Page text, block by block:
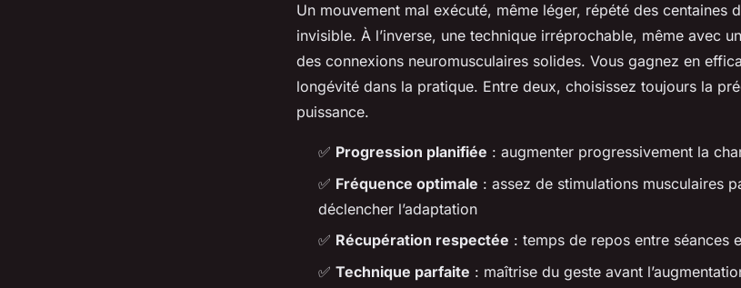
Un mouvement mal exécuté, même léger, répété des centaines
invisible. À l’inverse, une technique irréprochable, même avec
des connexions neuromusculaires solides. Vous gagnez en
longévité dans la pratique. Entre deux, choisissez toujours la
puissance.
✅ Progression planifiée : augmenter progressivement la
✅ Fréquence optimale : assez de stimulations musculaires
déclencher l’adaptation
✅ Récupération respectée : temps de repos entre séances
✅ Technique parfaite : maîtrise du geste avant